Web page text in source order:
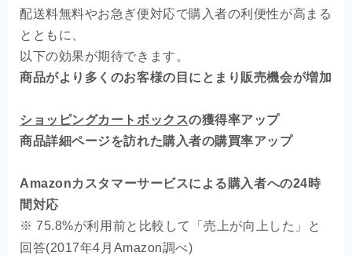
配送料無料やお急ぎ便対応で購入者の利便性が高まる
とともに、
以下の効果が期待できます。
商品がより多くのお客様の目にとまり販売機会が増加
ショッピングカートボックスの獲得率アップ
商品詳細ページを訪れた購入者の購買率アップ
Amazonカスタマーサービスによる購入者への24時
間対応
※ 75.8%が利用前と比較して「売上が向上した」と
回答(2017年4月Amazon調べ)